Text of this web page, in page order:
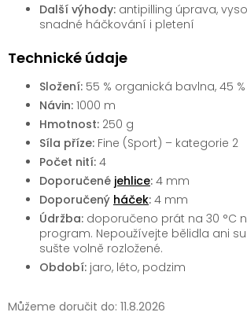
Můžeme doručit do: 11.8.2026
Další výhody: antipilling úprava,
snadné háčkování i pletení
Technické údaje
Složení: 55 % organická bavlna, 45
Návin: 1000 m
Hmotnost: 250 g
Síla příze: Fine (Sport) – kategorie 2
Počet nití: 4
Doporučené jehlice: 4 mm
Doporučený háček: 4 mm
Údržba: doporučeno prát na 30 °C
program. Nepoužívejte bělidla ani
sušte volně rozložené.
Období: jaro, léto, podzim